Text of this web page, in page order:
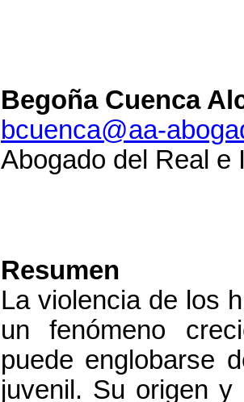
Begoña Cuenca
bcuenca@aa-
Abogado del Real e
Resumen
La violencia de los
un fenómeno
puede englobarse
juvenil. Su origen